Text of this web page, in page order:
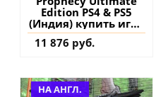
Edition PS4 & PS5
(Индия) купить игру
на аккаунт
11 876 руб.
НА АНГЛ.